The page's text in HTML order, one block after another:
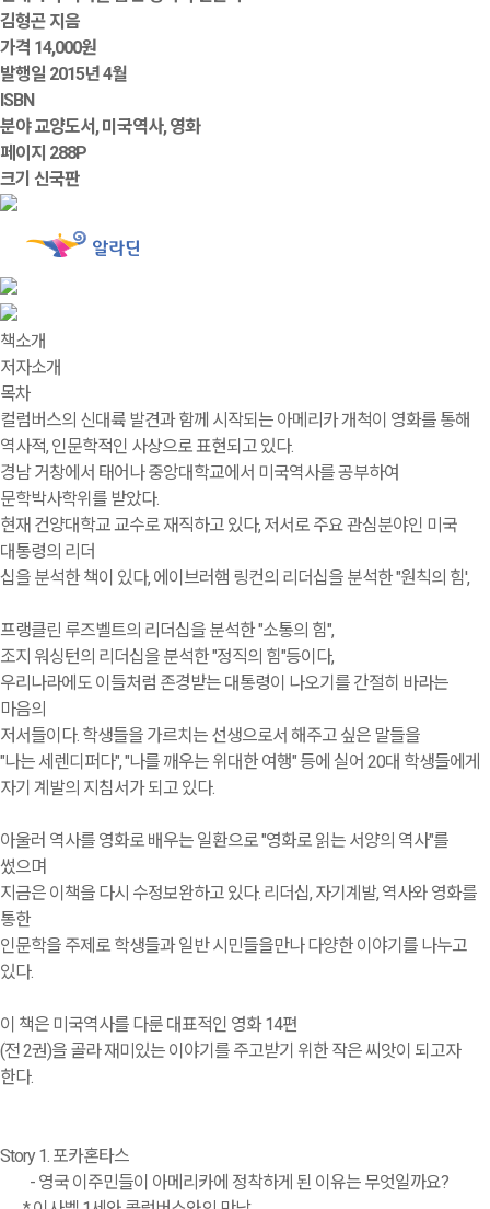
김형곤 지음
가격 14,000원
발행일 2015년 4월
ISBN
분야교양도서, 미국역사, 영화
페이지 288P
크기 신국판
책소개
저자소개
목차
컬럼버스의 신대륙 발견과 함께 시작되는 아메리카 개척이 영화를 통해
역사적, 인문학적인 사상으로 표현되고 있다.
경남 거창에서 태어나 중앙대학교에서 미국역사를 공부하여
문학박사학위를 받았다.
현재 건양대학교 교수로 재직하고 있다, 저서로 주요 관심분야인 미국
대통령의 리더
십을 분석한 책이 있다, 에이브러햄 링컨의 리더십을 분석한 "원칙의 힘',
프랭클린 루즈벨트의 리더십을 분석한 "소통의 힘",
조지 워싱턴의 리더십을 분석한 "정직의 힘"등이다,
우리나라에도 이들처럼 존경받는 대통령이 나오기를 간절히 바라는
마음의
저서들이다. 학생들을 가르치는 선생으로서 해주고 싶은 말들을
"나는 세렌디퍼다", "나를 깨우는 위대한 여행" 등에 실어 20대 학생들에게
자기 계발의 지침서가 되고 있다.
아울러 역사를 영화로 배우는 일환으로 "영화로 읽는 서양의 역사"를
썼으며
지금은 이책을 다시 수정보완하고 있다. 리더십, 자기계발, 역사와 영화를
통한
인문학을 주제로 학생들과 일반 시민들을만나 다양한 이야기를 나누고
있다.
이 책은 미국역사를 다룬 대표적인 영화 14편
(전 2권)을 골라 재미있는 이야기를 주고받기 위한 작은 씨앗이 되고자
한다.
Story 1. 포카혼타스
- 영국 이주민들이 아메리카에 정착하게 된 이유는 무엇일까요?